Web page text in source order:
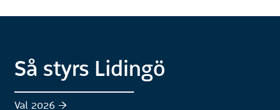
Så styrs Lidingö
Val 2026 :höger: